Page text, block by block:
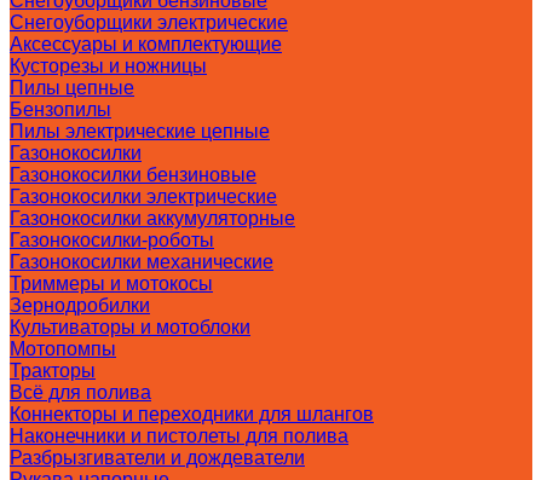
Снегоуборщики электрические
Аксессуары и комплектующие
Кусторезы и ножницы
Пилы цепные
Бензопилы
Пилы электрические цепные
Газонокосилки
Газонокосилки бензиновые
Газонокосилки электрические
Газонокосилки аккумуляторные
Газонокосилки-роботы
Газонокосилки механические
Триммеры и мотокосы
Зернодробилки
Культиваторы и мотоблоки
Мотопомпы
Тракторы
Всё для полива
Коннекторы и переходники для шлангов
Наконечники и пистолеты для полива
Разбрызгиватели и дождеватели